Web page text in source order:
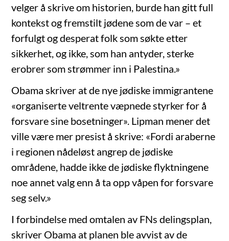
velger å skrive om historien, burde han gitt full
kontekst og fremstilt jødene som de var – et
forfulgt og desperat folk som søkte etter
sikkerhet, og ikke, som han antyder, sterke
erobrer som strømmer inn i Palestina.»
Obama skriver at de nye jødiske immigrantene
«organiserte veltrente væpnede styrker for å
forsvare sine bosetninger». Lipman mener det
ville være mer presist å skrive: «Fordi araberne
i regionen nådeløst angrep de jødiske
områdene, hadde ikke de jødiske flyktningene
noe annet valg enn å ta opp våpen for forsvare
seg selv.»
I forbindelse med omtalen av FNs delingsplan,
skriver Obama at planen ble avvist av de